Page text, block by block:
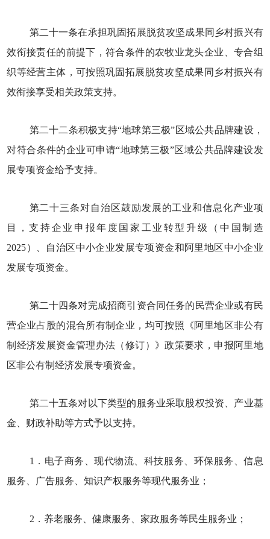
第二十一条在承担巩固拓展脱贫攻坚成果同乡村振兴有
效衔接责任的前提下，符合条件的农牧业龙头企业、专合组
织等经营主体，可按照巩固拓展脱贫攻坚成果同乡村振兴有
效衔接享受相关政策支持。
第二十二条积极支持“地球第三极”区域公共品牌建设，
对符合条件的企业可申请“地球第三极”区域公共品牌建设发
展专项资金给予支持。
第二十三条对自治区鼓励发展的工业和信息化产业项
目，支持企业申报年度国家工业转型升级（中国制造
2025）、自治区中小企业发展专项资金和阿里地区中小企业
发展专项资金。
第二十四条对完成招商引资合同任务的民营企业或有民
营企业占股的混合所有制企业，均可按照《阿里地区非公有
制经济发展资金管理办法（修订）》政策要求，申报阿里地
区非公有制经济发展专项资金。
第二十五条对以下类型的服务业采取股权投资、产业基
金、财政补助等方式予以支持。
1．电子商务、现代物流、科技服务、环保服务、信息
服务、广告服务、知识产权服务等现代服务业；
2．养老服务、健康服务、家政服务等民生服务业；